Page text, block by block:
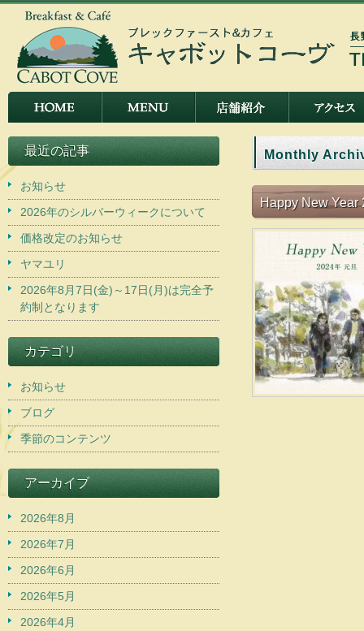
Monthly
Happy New Year
最近の記事
お知らせ
2026年のシルバーウィークについて
価格改定のお知らせ
ヤマユリ
2026年8月7日(金)～17日(月)は完全予
約制となります
カテゴリ
お知らせ
ブログ
季節のコンテンツ
アーカイブ
2026年8月
2026年7月
2026年6月
2026年5月
2026年4月